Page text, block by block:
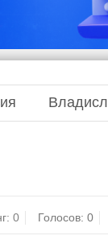
0 Голосов: 0